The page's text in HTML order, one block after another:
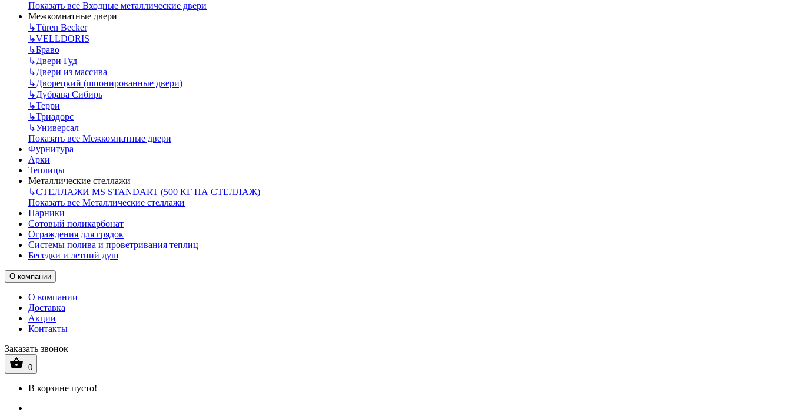
Показать все Входные металлические двери
Межкомнатные двери
↳Türen Becker
↳VELLDORIS
↳Браво
↳Двери Гуд
↳Двери из массива
↳Дворецкий (шпонированные двери)
↳Дубрава Сибирь
↳Терри
↳Триадорс
↳Универсал
Показать все Межкомнатные двери
Фурнитура
Арки
Теплицы
Металлические стеллажи
↳СТЕЛЛАЖИ MS STANDART (500 КГ НА СТЕЛЛАЖ)
Показать все Металлические стеллажи
Парники
Сотовый поликарбонат
Ограждения для грядок
Системы полива и проветривания теплиц
Беседки и летний душ
О компании
О компании
Доставка
Акции
Контакты
Заказать звонок
0
В корзине пусто!